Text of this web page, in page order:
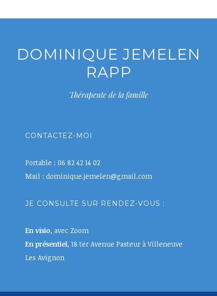
DOMINIQUE JEMELEN
RAPP
Thérapeute de la famille
CONTACTEZ-MOI
Portable : 06 82 42 14 02
Mail : dominique.jemelen@gmail.com
JE CONSULTE SUR RENDEZ-VOUS :
En visio, avec Zoom
En présentiel, 18 ter Avenue Pasteur à Villeneuve
Les Avignon